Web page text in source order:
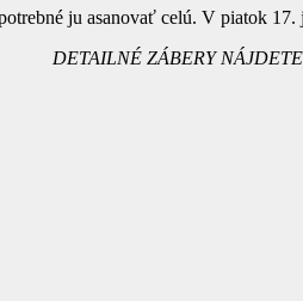
ju asanovať celú. V piatok
DETAILNÉ ZÁBERY